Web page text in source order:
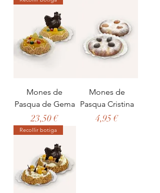
Mones de
Pasqua de Gema
Preu
23,50 €
Mones de
Pasqua Cristina
Preu
4,95 €
Recollir botiga